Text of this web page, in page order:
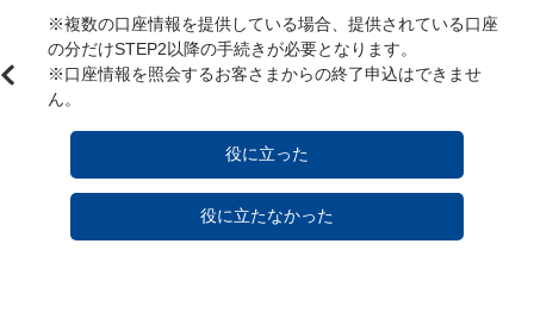
※複数の口座情報を提供している場合、提供されている口座
の分だけSTEP2以降の手続きが必要となります。
※口座情報を照会するお客さまからの終了申込はできませ
役に立った
役に立たなかった